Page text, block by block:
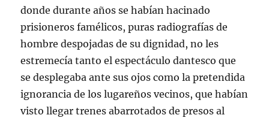
donde durante años se habían hacinado
prisioneros famélicos, puras radiografías de
hombre despojadas de su dignidad, no les
estremecía tanto el espectáculo dantesco que
se desplegaba ante sus ojos como la pretendida
ignorancia de los lugareños vecinos, que habían
visto llegar trenes abarrotados de presos al